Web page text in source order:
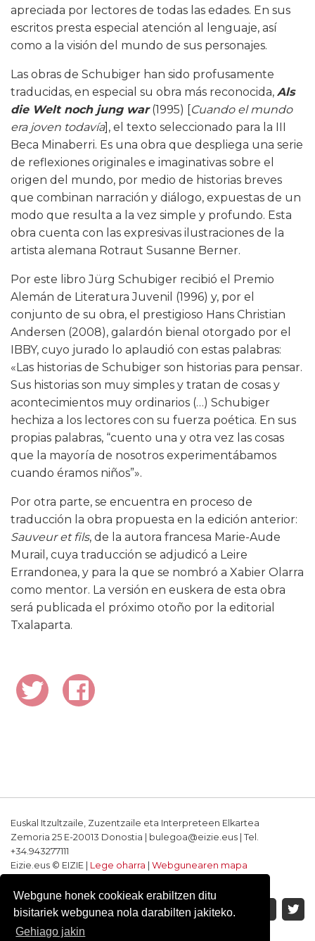
Webgune honek cookieak erabiltzen ditu
bisitariek webgunea nola darabilten jakiteko.
Gehiago jakin
apreciada por lectores de todas las edades. En sus
escritos presta especial atención al lenguaje, así
como a la visión del mundo de sus personajes.
Las obras de Schubiger han sido profusamente
traducidas, en especial su obra más reconocida, Als
die Welt noch jung war(1995) [Cuando el mundo
era joven todavía], el texto seleccionado para la III
Beca Minaberri. Es una obra que despliega una serie
de reflexiones originales e imaginativas sobre el
origen del mundo, por medio de historias breves
que combinan narración y diálogo, expuestas de un
modo que resulta a la vez simple y profundo. Esta
obra cuenta con las expresivas ilustraciones de la
artista alemana Rotraut Susanne Berner.
Por este libro Jürg Schubiger recibió el Premio
Alemán de Literatura Juvenil (1996) y, por el
conjunto de su obra, el prestigioso Hans Christian
Andersen (2008), galardón bienal otorgado por el
IBBY, cuyo jurado lo aplaudió con estas palabras:
«Las historias de Schubiger son historias para pensar.
Sus historias son muy simples y tratan de cosas y
acontecimientos muy ordinarios (…) Schubiger
hechiza a los lectores con su fuerza poética. En sus
propias palabras, “cuento una y otra vez las cosas
que la mayoría de nosotros experimentábamos
cuando éramos niños”».
Por otra parte, se encuentra en proceso de
traducción la obra propuesta en la edición anterior:
Sauveur et fils, de la autora francesa Marie-Aude
Murail, cuya traducción se adjudicó a Leire
Errandonea, y para la que se nombró a Xabier Olarra
como mentor. La versión en euskera de esta obra
será publicada el próximo otoño por la editorial
Txalaparta.
Euskal Itzultzaile, Zuzentzaile eta Interpreteen Elkartea
Zemoria 25 E-20013 Donostia | bulegoa@eizie.eus | Tel.
+34.943277111
Eizie.eus © EIZIE | Lege oharra | Webgunearen mapa